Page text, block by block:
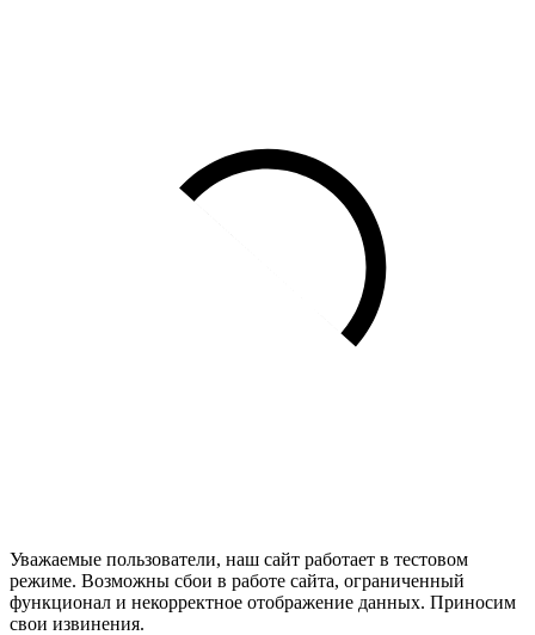
Уважаемые пользователи, наш сайт работает в тестовом
режиме. Возможны сбои в работе сайта, ограниченный
функционал и некорректное отображение данных. Приносим
свои извинения.